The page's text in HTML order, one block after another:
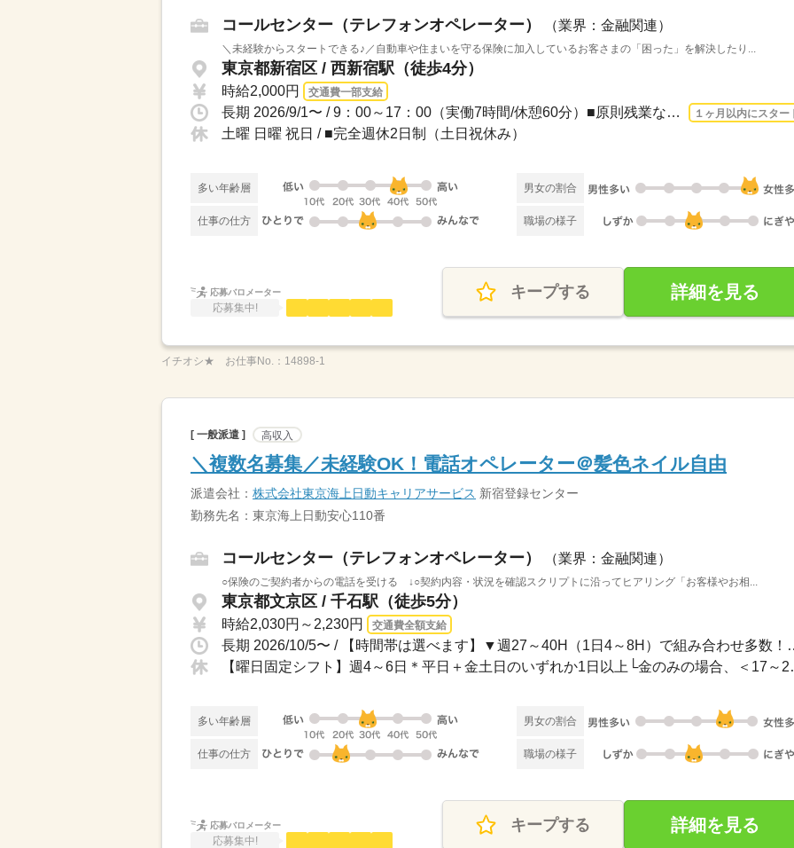
コールセンター（テレフォンオペレーター） （業界：金融関連）
＼未経験からスタートできる♪／自動車や住まいを守る保険に加入しているお客さまの「困った」を解決したり...
東京都新宿区 / 西新宿駅（徒歩4分）
時給2,000円 交通費一部支給
長期 2026/9/1〜 / 9：00～17：00（実働7時間/休憩60分）■原則残業なし お客さま対応... １ヶ月以内にスター
土曜 日曜 祝日 / ■完全週休2日制（土日祝休み）
多い年齢層 男女の割合
仕事の仕方 職場の様子
応募バロメーター
応募集中!
キープする 詳細を見る
イチオシ★ お仕事No.： 14898-1
[ 一般派遣 ] 高収入
＼複数名募集／未経験OK！電話オペレーター＠髪色ネイル自由
派遣会社： 株式会社東京海上日動キャリアサービス 新宿登録センター
勤務先名：東京海上日動安心110番
コールセンター（テレフォンオペレーター） （業界：金融関連）
○保険のご契約者からの電話を受ける ↓○契約内容・状況を確認スクリプトに沿ってヒアリング「お客様やお相...
東京都文京区 / 千石駅（徒歩5分）
時給2,030円～2,230円 交通費全額支給
長期 2026/10/5〜 / 【
【曜日固定
多い年齢層 男女の割合
仕事の仕方 職場の様子
応募バロメーター
応募集中!
キープする 詳細を見る